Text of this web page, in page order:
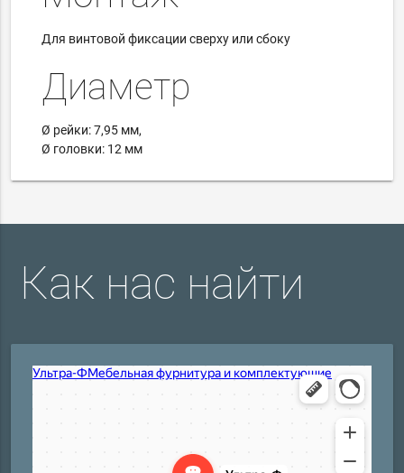
Для винтовой фиксации сверху или сбоку
Диаметр
Ø рейки: 7,95 мм,
Ø головки: 12 мм
Как нас найти